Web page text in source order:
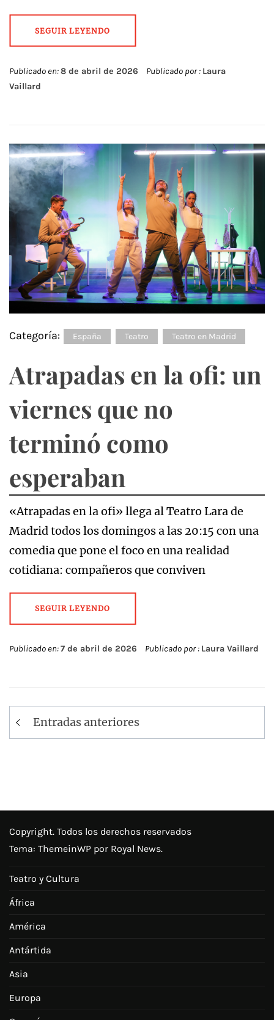
SEGUIR LEYENDO
Publicado en:8 de abril de 2026 Publicado por : Laura
Vaillard
Categoría: España Teatro Teatro en Madrid
Atrapadas en la ofi: un
viernes que no
terminó como
esperaban
«Atrapadas en la ofi» llega al Teatro Lara de
Madrid todos los domingos a las 20:15 con una
comedia que pone el foco en una realidad
cotidiana: compañeros que conviven
SEGUIR LEYENDO
Publicado en:7 de abril de 2026 Publicado por : Laura Vaillard
Navegación
de
Entradas anteriores
Copyright. Todos los derechos reservados
Tema: ThemeinWP por Royal News.
Teatro y Cultura
África
América
Antártida
Asia
Europa